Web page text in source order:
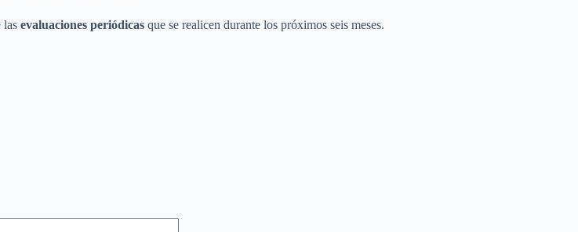
las evaluaciones periódicas que se realicen durante los próximos seis meses.